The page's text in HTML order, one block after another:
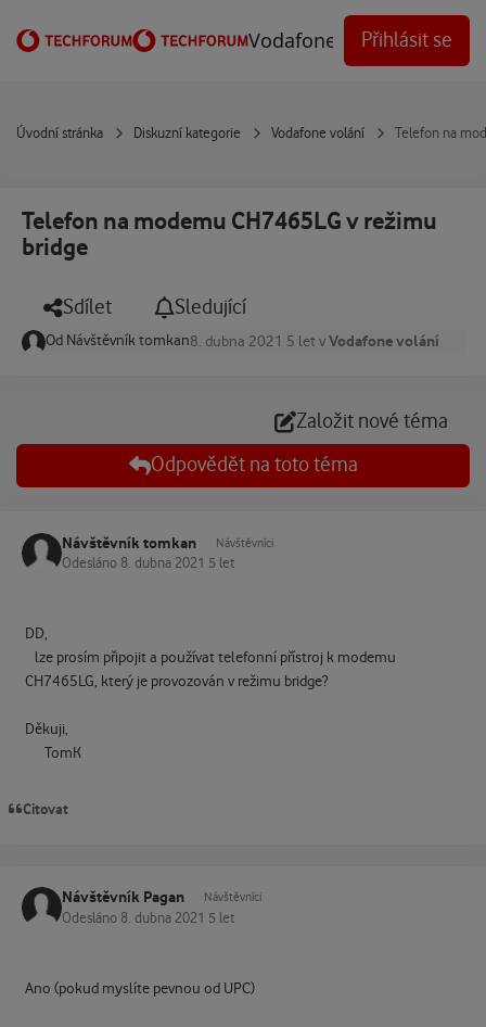
Vodafone Techforum
Přihlásit se
Úvodní stránka Diskuzní kategorie Vodafone volání Telefon na
Telefon na modemu CH7465LG v režimu
bridge
Sdílet Sledující
Od Návštěvník tomkan8. dubna 2021 5 let vVodafone volání
Založit nové téma
Odpovědět na toto téma
Návštěvník tomkan Návštěvníci
Odesláno 8. dubna 2021 5 let
DD,
lze prosím připojit a používat telefonní přístroj k modemu
CH7465LG, který je provozován v režimu bridge?
Děkuji,
TomK
Citovat
Návštěvník Pagan Návštěvníci
Odesláno 8. dubna 2021 5 let
Ano (pokud myslíte pevnou od UPC)